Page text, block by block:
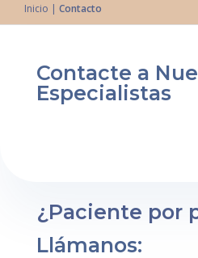
Inicio | Contacto
Contacte a
Especialistas
¿Paciente por
Llámanos: